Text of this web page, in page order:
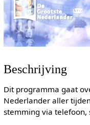
Beschrijving
Dit programma gaat
Nederlander aller
stemming via telefoon,